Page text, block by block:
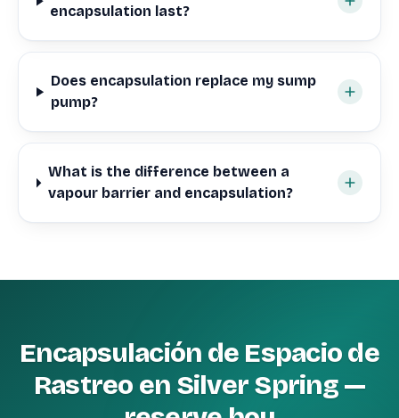
encapsulation last?
Does encapsulation replace my sump
pump?
What is the difference between a
vapour barrier and encapsulation?
Encapsulación de Espacio de
Rastreo en Silver Spring —